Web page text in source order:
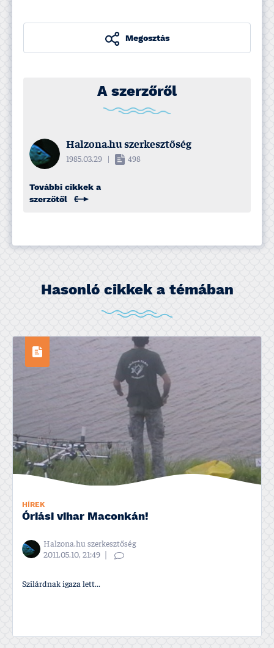
Megosztás
A szerzőről
Halzona.hu szerkesztőség
1985.03.29 498
További cikkek a
szerzőtől
Hasonló cikkek a témában
HÍREK
Óriási vihar Maconkán!
Halzona.hu szerkesztőség
2011.05.10, 21:49
Szilárdnak igaza lett...